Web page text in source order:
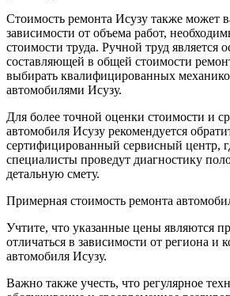
Стоимость ремонта Исузу также может
зависимости от объема работ,
стоимости труда. Ручной труд является
составляющей в общей стоимости
выбирать квалифицированных
автомобилями Исузу.
Для более точной оценки стоимости и
автомобиля Исузу рекомендуется
сертифицированный сервисный центр,
специалисты проведут диагностику
детальную смету.
Примерная стоимость ремонта
Учтите, что указанные цены являются
отличаться в зависимости от региона и
автомобиля Исузу.
Важно также учесть, что регулярное